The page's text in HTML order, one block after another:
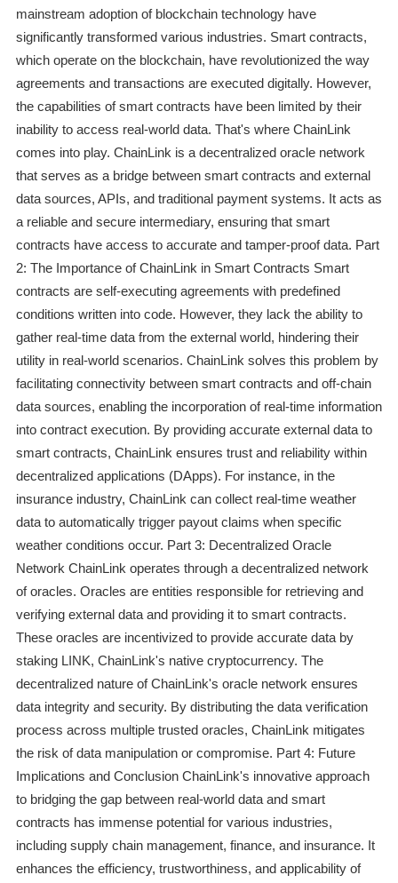
mainstream adoption of blockchain technology have
significantly transformed various industries. Smart contracts,
which operate on the blockchain, have revolutionized the way
agreements and transactions are executed digitally. However,
the capabilities of smart contracts have been limited by their
inability to access real-world data. That's where ChainLink
comes into play. ChainLink is a decentralized oracle network
that serves as a bridge between smart contracts and external
data sources, APIs, and traditional payment systems. It acts as
a reliable and secure intermediary, ensuring that smart
contracts have access to accurate and tamper-proof data. Part
2: The Importance of ChainLink in Smart Contracts Smart
contracts are self-executing agreements with predefined
conditions written into code. However, they lack the ability to
gather real-time data from the external world, hindering their
utility in real-world scenarios. ChainLink solves this problem by
facilitating connectivity between smart contracts and off-chain
data sources, enabling the incorporation of real-time information
into contract execution. By providing accurate external data to
smart contracts, ChainLink ensures trust and reliability within
decentralized applications (DApps). For instance, in the
insurance industry, ChainLink can collect real-time weather
data to automatically trigger payout claims when specific
weather conditions occur. Part 3: Decentralized Oracle
Network ChainLink operates through a decentralized network
of oracles. Oracles are entities responsible for retrieving and
verifying external data and providing it to smart contracts.
These oracles are incentivized to provide accurate data by
staking LINK, ChainLink's native cryptocurrency. The
decentralized nature of ChainLink's oracle network ensures
data integrity and security. By distributing the data verification
process across multiple trusted oracles, ChainLink mitigates
the risk of data manipulation or compromise. Part 4: Future
Implications and Conclusion ChainLink's innovative approach
to bridging the gap between real-world data and smart
contracts has immense potential for various industries,
including supply chain management, finance, and insurance. It
enhances the efficiency, trustworthiness, and applicability of